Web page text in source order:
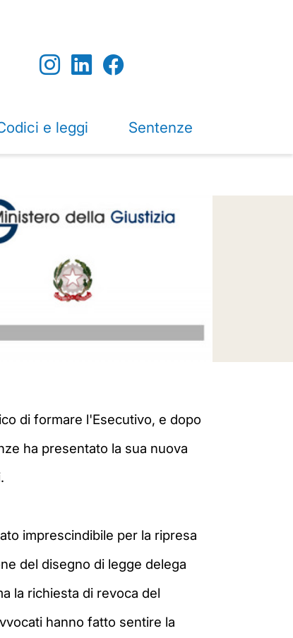
e leggi Sentenze
di formare l'Esecutivo, e dopo
ha presentato la sua nuova
imprescindibile per la ripresa
del disegno di legge delega
la richiesta di revoca del
hanno fatto sentire la